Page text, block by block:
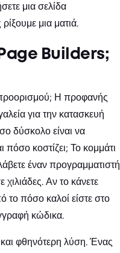
μια σελίδα
μια ματιά.
Builders;
προορισμού; Η προφανής
για την κατασκευή
δύσκολο είναι να
πόσο κοστίζει; Το κομμάτι
έναν προγραμματιστή
χιλιάδες. Αν το κάνετε
το πόσο καλοί είστε στο
κώδικα.
φθηνότερη λύση. Ένας